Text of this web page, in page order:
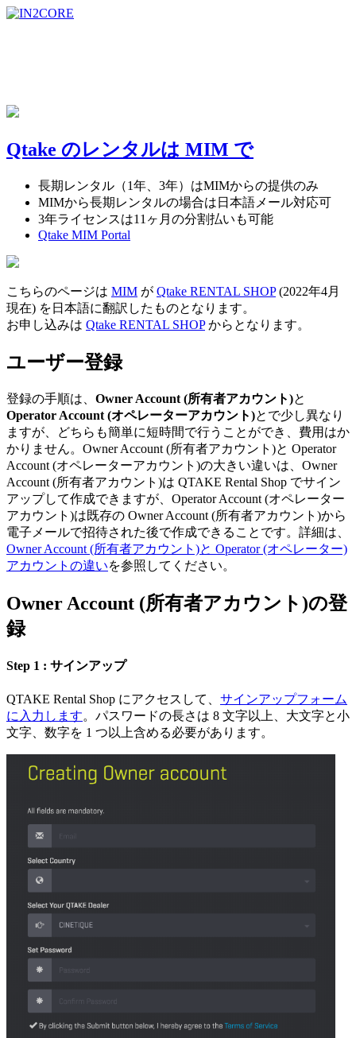
Qtake のレンタルは MIM で
長期レンタル（1年、3年）はMIMからの提供のみ
MIMから長期レンタルの場合は日本語メール対応可
3年ライセンスは11ヶ月の分割払いも可能
Qtake MIM Portal
こちらのページは MIM が Qtake RENTAL SHOP(2022年4月
現在) を日本語に翻訳したものとなります。
お申し込みは Qtake RENTAL SHOPからとなります。
ユーザー登録
登録の手順は、 Owner Account (所有者アカウント)と
Operator Account (オペレーターアカウント)とで少し異なり
ますが、どちらも簡単に短時間で行うことができ、費用はか
かりません。Owner Account (所有者アカウント)と Operator
Account (オペレーターアカウント)の大きい違いは、Owner
Account (所有者アカウント)は QTAKE Rental Shop でサイン
アップして作成できますが、Operator Account (オペレーター
アカウント)は既存の Owner Account (所有者アカウント)から
電子メールで招待された後で作成できることです。詳細は、
Owner Account (所有者アカウント)と Operator (オペレーター)
アカウントの違いを参照してください。
Owner Account (所有者アカウント)の登
録
Step 1 : サインアップ
QTAKE Rental Shop にアクセスして、 サインアップフォーム
に入力します。パスワードの長さは 8 文字以上、大文字と小
文字、数字を 1 つ以上含める必要があります。